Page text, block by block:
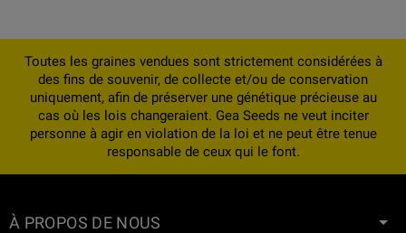
Toutes les graines vendues sont strictement considérées à
des fins de souvenir, de collecte et/ou de conservation
uniquement, afin de préserver une génétique précieuse au
cas où les lois changeraient. Gea Seeds ne veut inciter
personne à agir en violation de la loi et ne peut être tenue
responsable de ceux qui le font.
À PROPOS DE NOUS